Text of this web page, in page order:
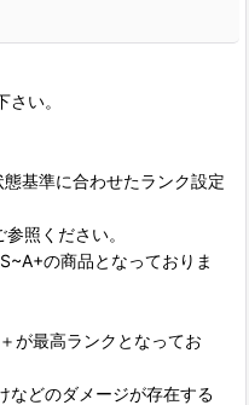
い。
基準に合わせたランク設定
照ください。
の商品となっておりま
が最高ランクとなってお
などのダメージが存在する